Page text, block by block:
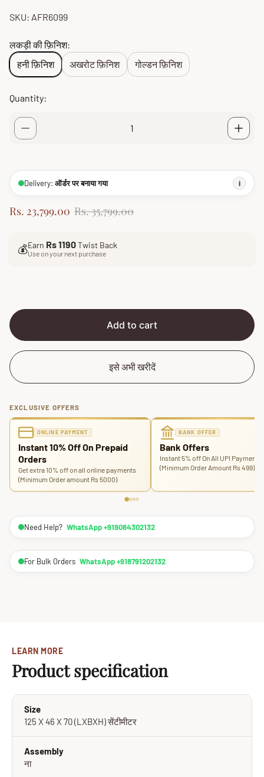
SKU: AFR6099
लकड़ी की फ़िनिश:
हनी फ़िनिश
अखरोट फ़िनिश गोल्डन फ़िनिश
Quantity:
Delivery: ऑर्डर पर बनाया गया i
S
Rs. 23,799.00 R
u
l
r
e
Rs. 35,799.00
💰Earn Rs 1190Twist Back
Use on your next purchase
Add to cart
इसे अभी खरीदें
EXCLUSIVE OFFERS
ONLINE PAYMENT
Instant 10% Off On Prepaid
Orders
Get extra 10% off on all online payments
(Minimum Order amount Rs 5000)
BANK OFFER
Bank Offers
Instant 5% off On All UPI Payments
(Minimum Order Amount Rs 499)
Need Help? WhatsApp +919084302132
For Bulk Orders WhatsApp +918791202132
LEARN MORE
Product specification
Size
125 X 46 X 70 (LXBXH) सेंटीमीटर
Assembly
ना